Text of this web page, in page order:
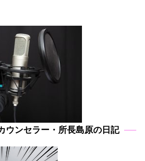
ウンセラー・所長島原の日記